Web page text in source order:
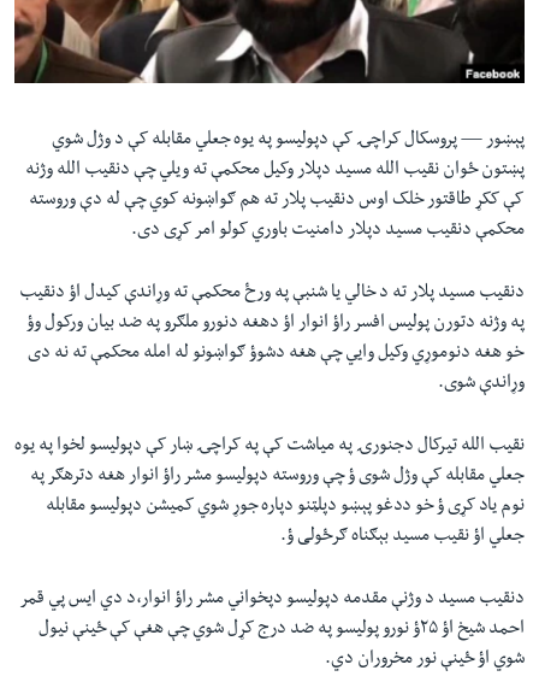
مخکې
لټون
واوړئ
Learning English
FOLLOW US
پېښور —پروسکال کراچۍ کې دپولیسو په یوه جعلي مقابله کې د وژل شوي
پښتون ځوان نقیب الله مسید دپلار وکیل محکمې ته ویلي چې دنقیب الله وژنه
کې ککړ طاقتور خلک اوس دنقیب پلار ته هم ګواښونه کوي چې له دې وروسته
محکمې دنقیب مسید دپلار دامنیت باوري کولو امر کړی دی.
دنقیب مسید پلار ته د خالي یا شنبې په ورځ محکمې ته وړاندې کیدل اؤ دنقیب
په وژنه دتورن پولیس افسر راؤ انوار اؤ دهغه دنورو ملګرو په ضد بیان ورکول وؤ
خو هغه دنوموړي وکیل وایي چې هغه دشوؤ ګواښونو له امله محکمې ته نه دی
وړاندې شوی.
نقیب الله تیرکال دجنورۍ په میاشت کې په کراچۍ ښار کې دپولیسو لخوا په یوه
جعلي مقابله کې وژل شوی ؤ چې وروسته دپولیسو مشر راؤ انوار هغه دترهګر په
نوم یاد کړی ؤ خو ددغو پېښو دپلټنو دپاره جوړ شوي کمیشن دپولیسو مقابله
جعلي اؤ نقیب مسید بېګناه ګرځولی ؤ.
دنقیب مسید د وژنې مقدمه دپولیسو دپخواني مشر راؤ انوار،د دي ایس پي قمر
احمد شیخ اؤ ۲۵ؤ نورو پولیسو په ضد درج کړل شوي چې هغې کې ځینې نیول
شوي اؤ ځینې نور مخروران دي.